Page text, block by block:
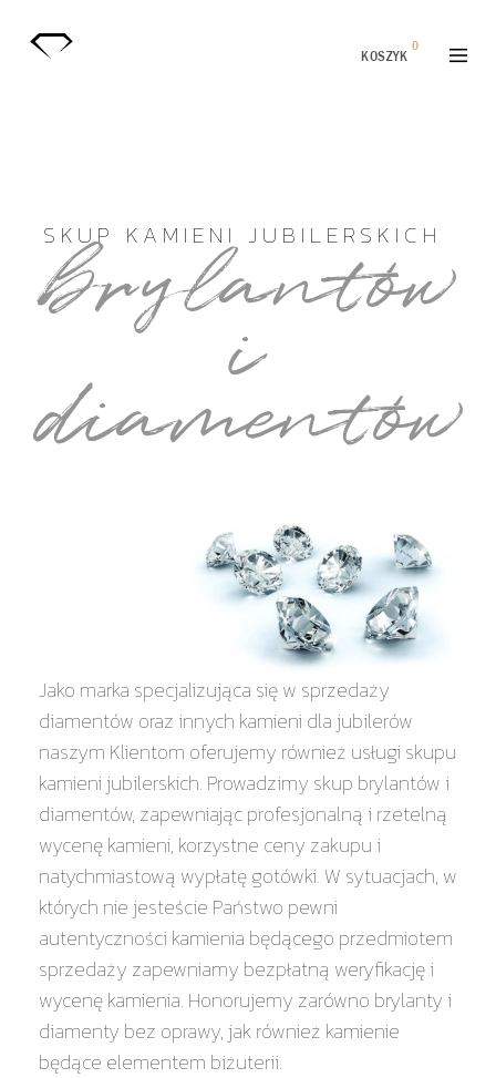
KOSZYK
0
SKUP KAMIENI JUBILERSKICH
brylantów
i
diamentów
Jako marka specjalizująca się w sprzedaży
diamentów oraz innych kamieni dla jubilerów
naszym Klientom oferujemy również usługi skupu
kamieni jubilerskich. Prowadzimy skup brylantów i
diamentów, zapewniając profesjonalną i rzetelną
wycenę kamieni, korzystne ceny zakupu i
natychmiastową wypłatę gotówki. W sytuacjach, w
których nie jesteście Państwo pewni
autentyczności kamienia będącego przedmiotem
sprzedaży zapewniamy bezpłatną weryfikację i
wycenę kamienia. Honorujemy zarówno brylanty i
diamenty bez oprawy, jak również kamienie
będące elementem biżuterii.